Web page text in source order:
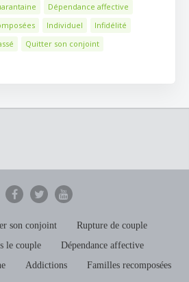
Dépendance affective
Individuel
Infidélité
Quitter son conjoint
son conjoint
Rupture de couple
le couple
Dépendance affective
Addictions Familles recomposées